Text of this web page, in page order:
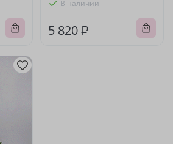
В наличии
5 820 ₽